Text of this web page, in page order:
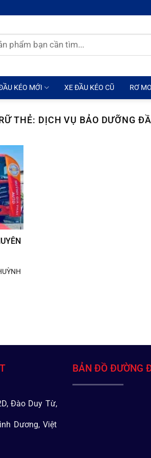
KÉO MỚI XE ĐẦU KÉO CŨ RƠ
THẺ: DỊCH VỤ BẢO DƯỠNG
Đào Duy Từ,
Dương, Việt
BẢN ĐỒ ĐƯỜNG